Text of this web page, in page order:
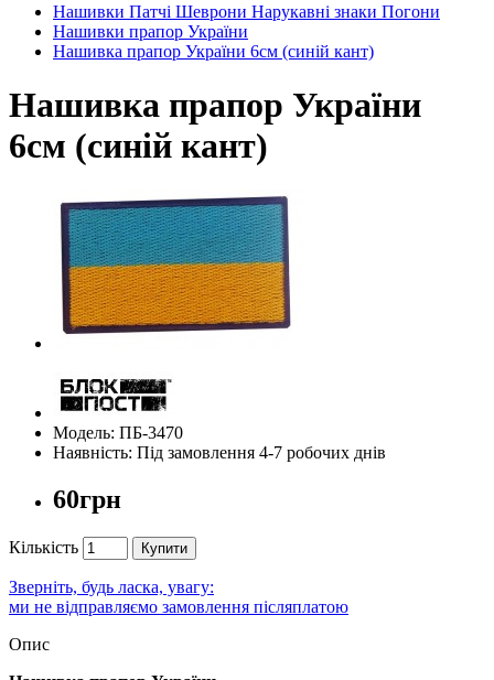
Нашивки Патчі Шеврони Нарукавні знаки Погони
Нашивки прапор України
Нашивка прапор України 6см (синій кант)
Нашивка прапор України
6см (синій кант)
Модель: ПБ-3470
Наявність: Під замовлення 4-7 робочих днів
60грн
Кількість Купити
Зверніть, будь ласка, увагу:
ми не відправляємо замовлення післяплатою
Опис